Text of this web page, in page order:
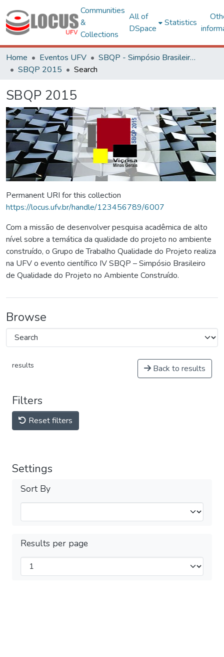
Communities
&
Collections
All of
DSpace
Statistics
Home Eventos UFV
SBQP - Simpósio Brasileiro de Qualidade do Projeto no Ambiente Construído
SBQP 2015
Search
SBQP 2015
Permanent URI for this collection
https://locus.ufv.br/handle/123456789/6007
Com a missão de desenvolver pesquisa acadêmica de alto
nível sobre a temática da qualidade do projeto no ambiente
construído, o Grupo de Trabalho Qualidade do Projeto realiza
na UFV o evento científico IV SBQP – Simpósio Brasileiro
de Qualidade do Projeto no Ambiente Construído.
Browse
results Back to results
Filters
Reset filters
Settings
Sort By
Results per page